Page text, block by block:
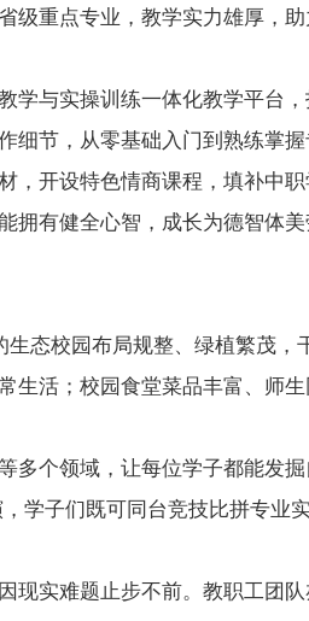
重点专业，教学实力雄厚，
与实操训练一体化教学平台
节，从零基础入门到熟练掌握
开设特色情商课程，填补中
有健全心智，成长为德智体
态校园布局规整、绿植繁茂，
活；校园食堂菜品丰富、师
个领域，让每位学子都能发
学子们既可同台竞技比拼专业
实难题止步不前。教职工团